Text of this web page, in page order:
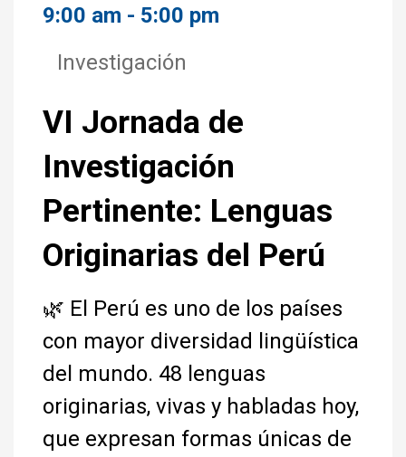
9:00 am - 5:00 pm
Investigación
VI Jornada de
Investigación
Pertinente: Lenguas
Originarias del Perú
🌿 El Perú es uno de los países
con mayor diversidad lingüística
del mundo. 48 lenguas
originarias, vivas y habladas hoy,
que expresan formas únicas de